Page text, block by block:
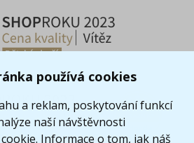
používá cookies
a reklam, poskytování funkcí
naší návštěvnosti
Informace o tom, jak náš